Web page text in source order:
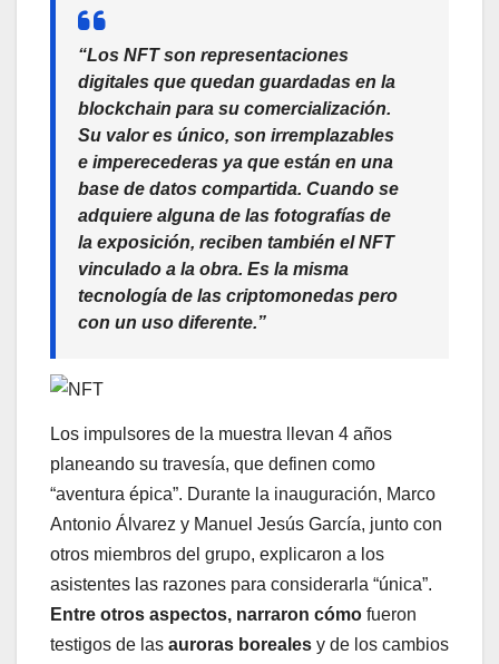
“Los NFT son representaciones
digitales que quedan guardadas en la
blockchain para su comercialización.
Su valor es único, son irremplazables
e imperecederas ya que están en una
base de datos compartida. Cuando se
adquiere alguna de las fotografías de
la exposición, reciben también el NFT
vinculado a la obra. Es la misma
tecnología de las criptomonedas pero
con un uso diferente.”
Los impulsores de la muestra llevan 4 años
planeando su travesía, que definen como
“aventura épica”. Durante la inauguración, Marco
Antonio Álvarez y Manuel Jesús García, junto con
otros miembros del grupo, explicaron a los
asistentes las razones para considerarla “única”.
Entre otros aspectos, narraron cómo fueron
testigos de las auroras boreales y de los cambios